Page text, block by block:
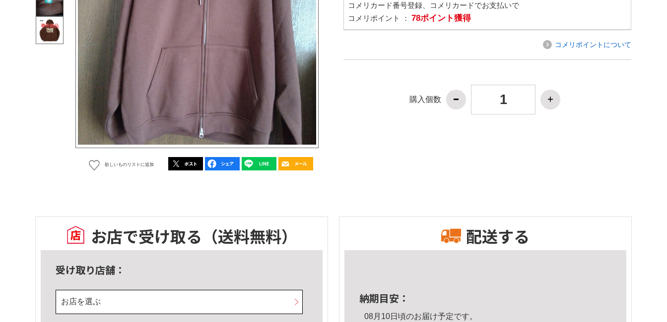
欲しいものリストに追加
コメリカード番号登録、コメリカードでお支払いで
コメリポイント ： 78ポイント獲得
コメリポイントについて
購入個数
お店で受け取る （送料無料）
受け取り店舗：
お店を選ぶ
配送する
納期目安：
08月10日頃のお届け予定です。